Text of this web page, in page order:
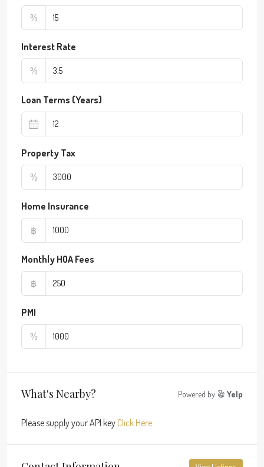
%
Interest Rate
%
Loan Terms (Years)
Property Tax
%
Home Insurance
฿
Monthly HOA Fees
฿
PMI
%
What's Nearby? Powered by Yelp
Please supply your API key Click Here